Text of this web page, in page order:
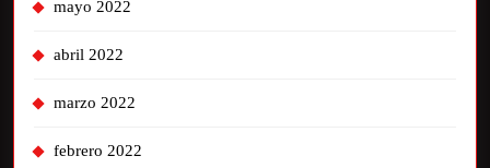
mayo 2022
abril 2022
marzo 2022
febrero 2022